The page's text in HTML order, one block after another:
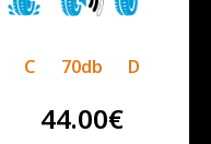
C 70db D
44.00€